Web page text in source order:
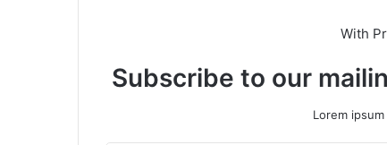
With
Subscribe to our
Lorem